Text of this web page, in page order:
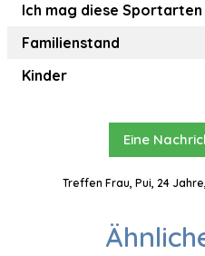
Ich mag diese Sportarten
Familienstand
Kinder
Eine
Treffen Frau, Pui, 24